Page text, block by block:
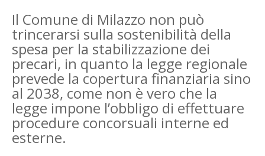
Il Comune di Milazzo non può
trincerarsi sulla sostenibilità della
spesa per la stabilizzazione dei
precari, in quanto la legge regionale
prevede la copertura finanziaria sino
al 2038, come non è vero che la
legge impone l’obbligo di effettuare
procedure concorsuali interne ed
esterne.